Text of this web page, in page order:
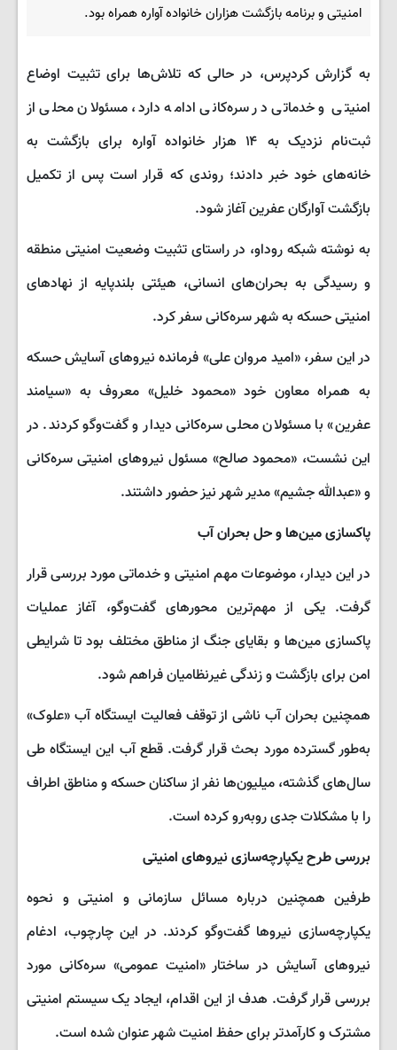
امنیتی و برنامه بازگشت هزاران خانواده آواره همراه بود.
به گزارش کردپرس، در حالی که تلاش‌ها برای تثبیت اوضاع
امنیتی و خدماتی در سره‌کانی ادامه دارد، مسئولان محلی از
ثبت‌نام نزدیک به ۱۴ هزار خانواده آواره برای بازگشت به
خانه‌های خود خبر دادند؛ روندی که قرار است پس از تکمیل
بازگشت آوارگان عفرین آغاز شود.
به نوشته شبکه روداو، در راستای تثبیت وضعیت امنیتی منطقه
و رسیدگی به بحران‌های انسانی، هیئتی بلندپایه از نهادهای
امنیتی حسکه به شهر سره‌کانی سفر کرد.
در این سفر، «امید مروان علی» فرمانده نیروهای آسایش حسکه
به همراه معاون خود «محمود خلیل» معروف به «سیامند
عفرین» با مسئولان محلی سره‌کانی دیدار و گفت‌وگو کردند. در
این نشست، «محمود صالح» مسئول نیروهای امنیتی سره‌کانی
و «عبدالله جشیم» مدیر شهر نیز حضور داشتند.
پاکسازی مین‌ها و حل بحران آب
در این دیدار، موضوعات مهم امنیتی و خدماتی مورد بررسی قرار
گرفت. یکی از مهم‌ترین محورهای گفت‌وگو، آغاز عملیات
پاکسازی مین‌ها و بقایای جنگ از مناطق مختلف بود تا شرایطی
امن برای بازگشت و زندگی غیرنظامیان فراهم شود.
همچنین بحران آب ناشی از توقف فعالیت ایستگاه آب «علوک»
به‌طور گسترده مورد بحث قرار گرفت. قطع آب این ایستگاه طی
سال‌های گذشته، میلیون‌ها نفر از ساکنان حسکه و مناطق اطراف
را با مشکلات جدی روبه‌رو کرده است.
بررسی طرح یکپارچه‌سازی نیروهای امنیتی
طرفین همچنین درباره مسائل سازمانی و امنیتی و نحوه
یکپارچه‌سازی نیروها گفت‌وگو کردند. در این چارچوب، ادغام
نیروهای آسایش در ساختار «امنیت عمومی» سره‌کانی مورد
بررسی قرار گرفت. هدف از این اقدام، ایجاد یک سیستم امنیتی
مشترک و کارآمدتر برای حفظ امنیت شهر عنوان شده است.